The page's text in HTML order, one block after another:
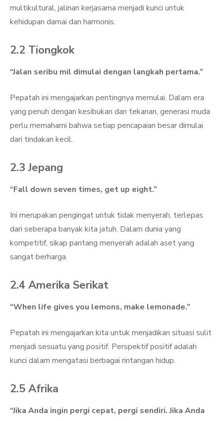
multikultural, jalinan kerjasama menjadi kunci untuk
kehidupan damai dan harmonis.
2.2 Tiongkok
“Jalan seribu mil dimulai dengan langkah pertama.”
Pepatah ini mengajarkan pentingnya memulai. Dalam era
yang penuh dengan kesibukan dan tekanan, generasi muda
perlu memahami bahwa setiap pencapaian besar dimulai
dari tindakan kecil.
2.3 Jepang
“Fall down seven times, get up eight.”
Ini merupakan pengingat untuk tidak menyerah, terlepas
dari seberapa banyak kita jatuh. Dalam dunia yang
kompetitif, sikap pantang menyerah adalah aset yang
sangat berharga.
2.4 Amerika Serikat
“When life gives you lemons, make lemonade.”
Pepatah ini mengajarkan kita untuk menjadikan situasi sulit
menjadi sesuatu yang positif. Perspektif positif adalah
kunci dalam mengatasi berbagai rintangan hidup.
2.5 Afrika
“Jika Anda ingin pergi cepat, pergi sendiri. Jika Anda